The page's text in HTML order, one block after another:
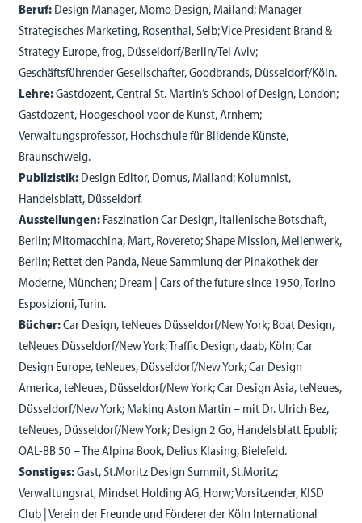
Beruf:Design Manager, Momo Design, Mailand; Manager
Strategisches Marketing, Rosenthal, Selb; Vice President Brand &
Strategy Europe, frog, Düsseldorf/Berlin/Tel Aviv;
Geschäftsführender Gesellschafter, Goodbrands, Düsseldorf/Köln.
Lehre:Gastdozent, Central St. Martin’s School of Design, London;
Gastdozent, Hoogeschool voor de Kunst, Arnhem;
Verwaltungsprofessor, Hochschule für Bildende Künste,
Braunschweig.
Publizistik:Design Editor, Domus, Mailand; Kolumnist,
Handelsblatt, Düsseldorf.
Ausstellungen:Faszination Car Design, Italienische Botschaft,
Berlin; Mitomacchina, Mart, Rovereto; Shape Mission, Meilenwerk,
Berlin; Rettet den Panda, Neue Sammlung der Pinakothek der
Moderne, München; Dream | Cars of the future since 1950, Torino
Esposizioni, Turin.
Bücher:Car Design, teNeues Düsseldorf/New York; Boat Design,
teNeues Düsseldorf/New York; Traffic Design, daab, Köln; Car
Design Europe, teNeues, Düsseldorf/New York; Car Design
America, teNeues, Düsseldorf/New York; Car Design Asia, teNeues,
Düsseldorf/New York; Making Aston Martin – mit Dr. Ulrich Bez,
teNeues, Düsseldorf/New York; Design 2 Go, Handelsblatt Epubli;
OAL-BB 50 – The Alpina Book, Delius Klasing, Bielefeld.
Sonstiges:Gast, St.Moritz Design Summit, St.Moritz;
Verwaltungsrat, Mindset Holding AG, Horw; Vorsitzender, KISD
Club | Verein der Freunde und Förderer der Köln International